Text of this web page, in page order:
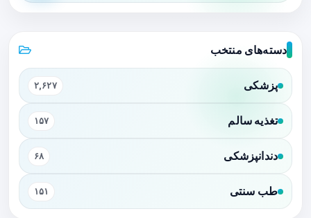
دسته‌های منتخب
پزشکی ۲,۶۲۷
تغذیه سالم ۱۵۷
دندانپزشکی ۶۸
طب سنتی ۱۵۱